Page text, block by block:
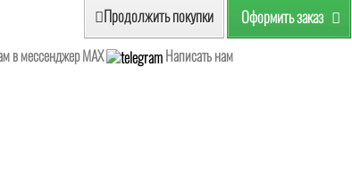
Продолжить покупки Оформить заказ
в мессенджер MAX
Написать нам